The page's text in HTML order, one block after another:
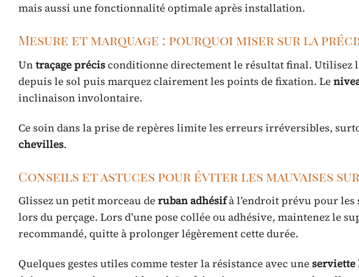
mais aussi une fonctionnalité optimale après installation.
Mesure et marquage : pourquoi miser sur la
Untraçage précisconditionne directement le résultat final. Utilisez
depuis le sol puis marquez clairement les points de fixation. Le
inclinaison involontaire.
Ce soin dans la prise de repères limite les erreurs irréversibles,
chevilles.
Conseils et astuces pour éviter les mauvaises
Glissez un petit morceau deruban adhésifà l’endroit prévu pour les
lors du perçage. Lors d’une pose collée ou adhésive, maintenez le
recommandé, quitte à prolonger légèrement cette durée.
Quelques gestes utiles comme tester la résistance avec uneserviette